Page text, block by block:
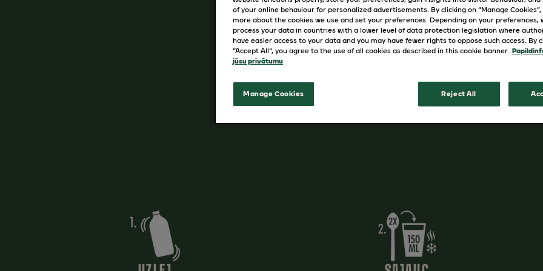
pamats jebkurai kafijas iedvesmai
tu pagatavosi? Vairāk brīnišķīgu
of your online behaviour for personalized advertisements. By clicking on “Manage
more about the cookies we use and set your preferences. Depending on your preferences,
process your data in countries with a lower level of data protection legislation where
have easier access to your data and you may have fewer rights to oppose such access. By
“Accept All”, you agree to the use of all cookies as described in this cookie banner.
jūsu privātumu
Manage Cookies Reject All